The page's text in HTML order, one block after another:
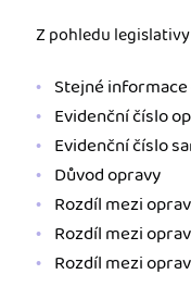
Z pohledu
Stejné
Evidenční číslo
Evidenční číslo
Důvod opravy
Rozdíl mezi
Rozdíl mezi
Rozdíl mezi